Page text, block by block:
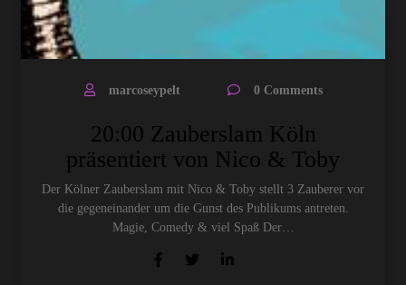
marcoseypelt 0 Comments
20:00 Zauberslam Köln
präsentiert von Nico & Toby
Der Kölner Zauberslam mit Nico & Toby stellt 3 Zauberer vor
die gegeneinander um die Gunst des Publikums antreten.
Magie, Comedy & viel Spaß Der…